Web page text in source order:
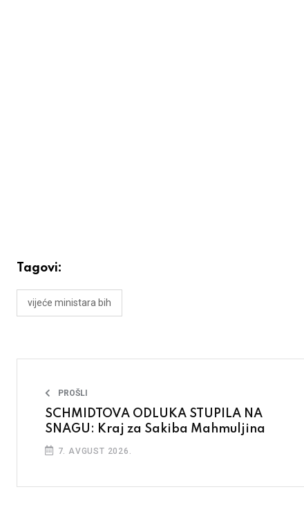
Tagovi:
vijeće ministara bih
PROŠLI
SCHMIDTOVA ODLUKA STUPILA NA
SNAGU: Kraj za Sakiba Mahmuljina
7. AVGUST 2026.